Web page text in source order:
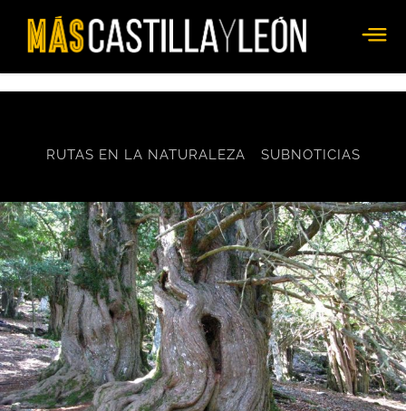
RUTAS EN LA NATURALEZA SUBNOTICIAS